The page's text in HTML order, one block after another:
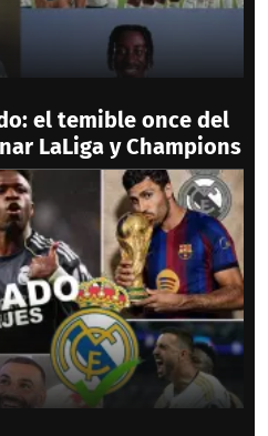
el temible once del
LaLiga y Champions